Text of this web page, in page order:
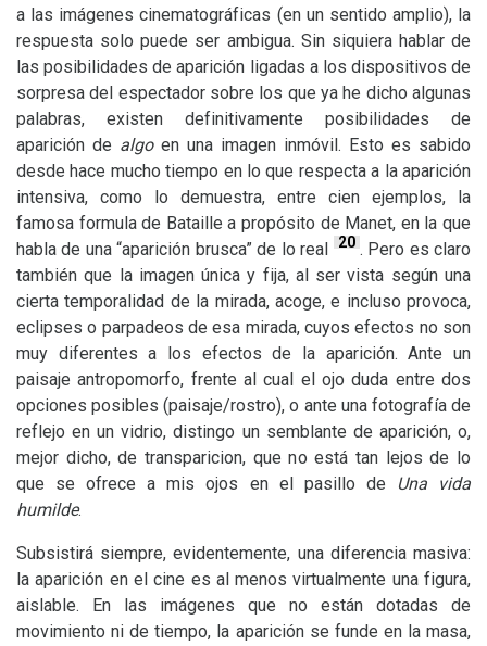
a las imágenes cinematográficas (en un sentido amplio), la
respuesta solo puede ser ambigua. Sin siquiera hablar de
las posibilidades de aparición ligadas a los dispositivos de
sorpresa del espectador sobre los que ya he dicho algunas
palabras, existen definitivamente posibilidades de
aparición de algoen una imagen inmóvil. Esto es sabido
desde hace mucho tiempo en lo que respecta a la aparición
intensiva, como lo demuestra, entre cien ejemplos, la
famosa formula de Bataille a propósito de Manet, en la que
habla de una “aparición brusca” de lo real
20 . Pero es claro
también que la imagen única y fija, al ser vista según una
cierta temporalidad de la mirada, acoge, e incluso provoca,
eclipses o parpadeos de esa mirada, cuyos efectos no son
muy diferentes a los efectos de la aparición. Ante un
paisaje antropomorfo, frente al cual el ojo duda entre dos
opciones posibles (paisaje/rostro), o ante una fotografía de
reflejo en un vidrio, distingo un semblante de aparición, o,
mejor dicho, de transparicion, que no está tan lejos de lo
que se ofrece a mis ojos en el pasillo de
Una vida
humilde.
Subsistirá siempre, evidentemente, una diferencia masiva:
la aparición en el cine es al menos virtualmente una figura,
aislable. En las imágenes que no están dotadas de
movimiento ni de tiempo, la aparición se funde en la masa,